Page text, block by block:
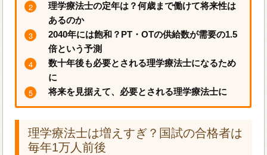
理学療法士の定年は？何歳まで働けて将来性は
あるのか
2040年には飽和？PT・OTの供給数が需要の1.5
倍という予測
数十年後も必要とされる理学療法士になるため
に
将来を見据えて、必要とされる理学療法士に
理学療法士は増えすぎ？国試の合格者は
毎年1万人前後